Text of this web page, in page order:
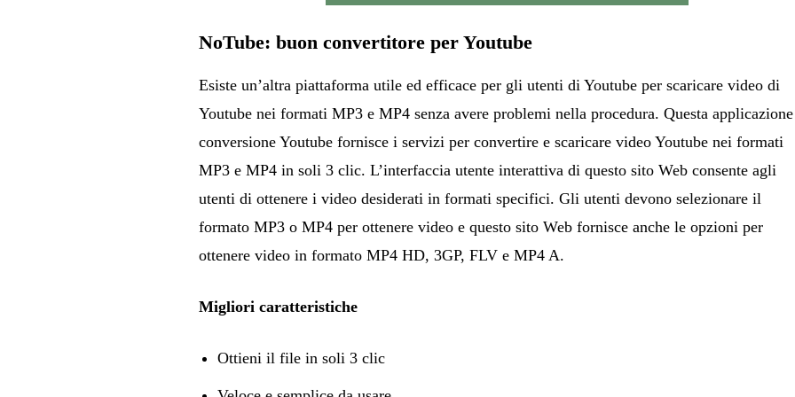
NoTube: buon convertitore per Youtube
Esiste un’altra piattaforma utile ed efficace per gli utenti di Youtube per scaricare video di
Youtube nei formati MP3 e MP4 senza avere problemi nella procedura. Questa
conversione Youtube fornisce i servizi per convertire e scaricare video Youtube nei formati
MP3 e MP4 in soli 3 clic. L’interfaccia utente interattiva di questo sito Web consente agli
utenti di ottenere i video desiderati in formati specifici. Gli utenti devono selezionare il
formato MP3 o MP4 per ottenere video e questo sito Web fornisce anche le opzioni per
ottenere video in formato MP4 HD, 3GP, FLV e MP4 A.
Migliori caratteristiche
Ottieni il file in soli 3 clic